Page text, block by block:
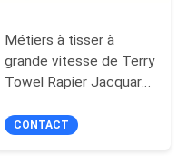
Métiers à tisser à
grande vitesse de Terry
Towel Rapier Jacquard
CONTACT